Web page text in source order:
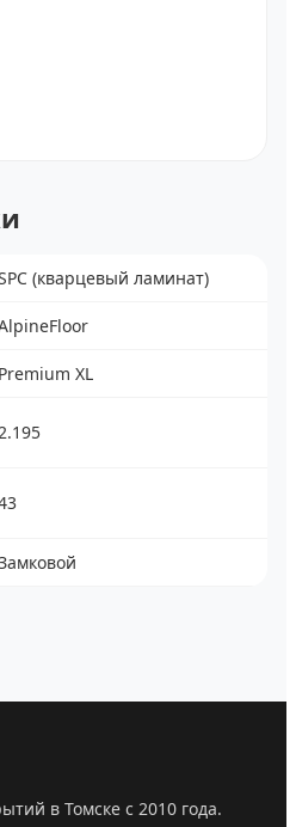
(кварцевый ламинат)
Premium XL
в Томске с 2010 года.